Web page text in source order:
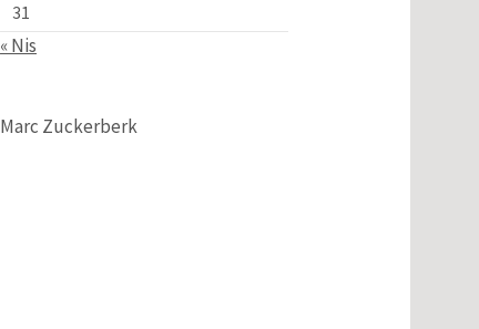
31
« Nis
Marc Zuckerberk